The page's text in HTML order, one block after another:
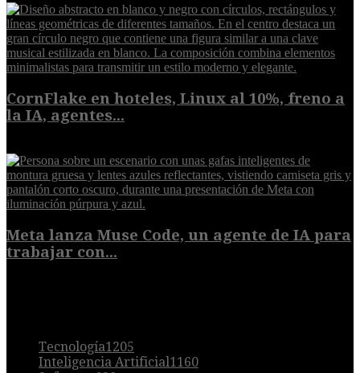
CornFlake en hoteles, Linux al 10%, freno a
la IA, agentes...
Meta lanza Muse Code, un agente de IA para
trabajar con...
Tecnología1205
Inteligencia Artificial1160